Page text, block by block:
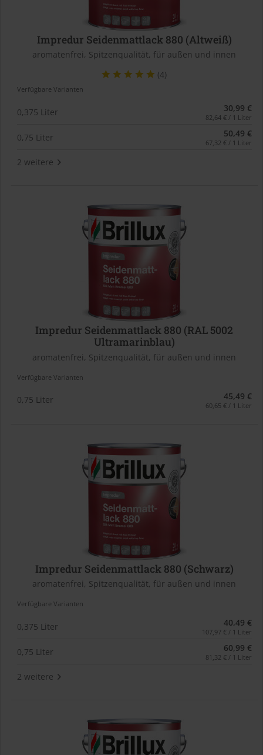
Impredur Seidenmattlack 880 (Altweiß)
aromatenfrei, Spitzenqualität, für außen und innen
(4)
Verfügbare Varianten
0,375 Liter 30,99 €
82,64 € / 1 Liter
0,75 Liter 50,49 €
67,32 € / 1 Liter
2 weitere
Impredur Seidenmattlack 880 (RAL 5002
Ultramarinblau)
aromatenfrei, Spitzenqualität, für außen und innen
Verfügbare Varianten
0,75 Liter 45,49 €
60,65 € / 1 Liter
Impredur Seidenmattlack 880 (Schwarz)
aromatenfrei, Spitzenqualität, für außen und innen
Verfügbare Varianten
0,375 Liter 40,49 €
107,97 € / 1 Liter
0,75 Liter 60,99 €
81,32 € / 1 Liter
2 weitere